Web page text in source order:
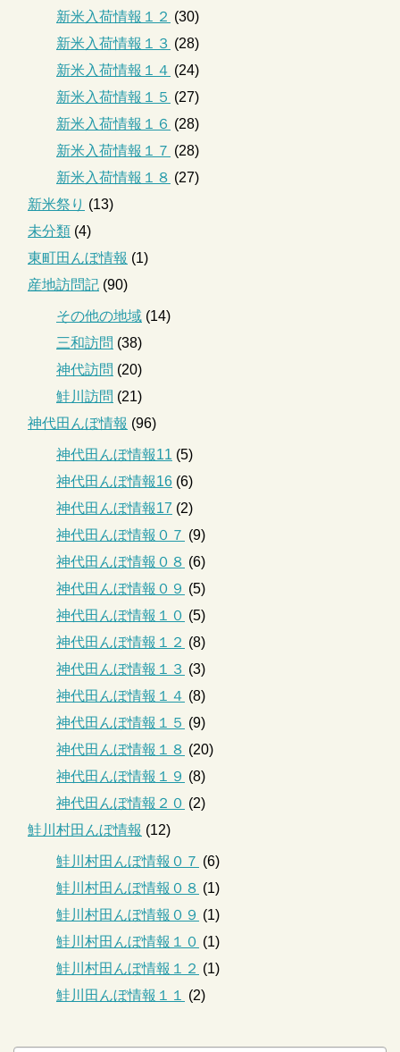
新米入荷情報１２ (30)
新米入荷情報１３ (28)
新米入荷情報１４ (24)
新米入荷情報１５ (27)
新米入荷情報１６ (28)
新米入荷情報１７ (28)
新米入荷情報１８ (27)
新米祭り (13)
未分類 (4)
東町田んぼ情報 (1)
産地訪問記 (90)
その他の地域 (14)
三和訪問 (38)
神代訪問 (20)
鮭川訪問 (21)
神代田んぼ情報 (96)
神代田んぼ情報11 (5)
神代田んぼ情報16 (6)
神代田んぼ情報17 (2)
神代田んぼ情報０７ (9)
神代田んぼ情報０８ (6)
神代田んぼ情報０９ (5)
神代田んぼ情報１０ (5)
神代田んぼ情報１２ (8)
神代田んぼ情報１３ (3)
神代田んぼ情報１４ (8)
神代田んぼ情報１５ (9)
神代田んぼ情報１８ (20)
神代田んぼ情報１９ (8)
神代田んぼ情報２０ (2)
鮭川村田んぼ情報 (12)
鮭川村田んぼ情報０７ (6)
鮭川村田んぼ情報０８ (1)
鮭川村田んぼ情報０９ (1)
鮭川村田んぼ情報１０ (1)
鮭川村田んぼ情報１２ (1)
鮭川田んぼ情報１１
(2)